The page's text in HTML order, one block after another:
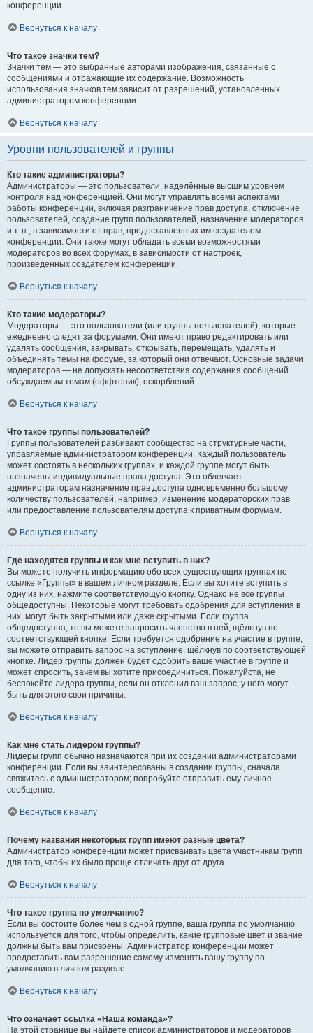
конференции.
Вернуться к началу
Что такое значки тем?
Значки тем — это выбранные авторами изображения, связанные с
сообщениями и отражающие их содержание. Возможность
использования значков тем зависит от разрешений, установленных
администратором конференции.
Вернуться к началу
Уровни пользователей и группы
Кто такие администраторы?
Администраторы — это пользователи, наделённые высшим уровнем
контроля над конференцией. Они могут управлять всеми аспектами
работы конференции, включая разграничение прав доступа, отключение
пользователей, создание групп пользователей, назначение модераторов
и т. п., в зависимости от прав, предоставленных им создателем
конференции. Они также могут обладать всеми возможностями
модераторов во всех форумах, в зависимости от настроек,
произведённых создателем конференции.
Вернуться к началу
Кто такие модераторы?
Модераторы — это пользователи (или группы пользователей), которые
ежедневно следят за форумами. Они имеют право редактировать или
удалять сообщения, закрывать, открывать, перемещать, удалять и
объединять темы на форуме, за который они отвечают. Основные задачи
модераторов — не допускать несоответствия содержания сообщений
обсуждаемым темам (оффтопик), оскорблений.
Вернуться к началу
Что такое группы пользователей?
Группы пользователей разбивают сообщество на структурные части,
управляемые администратором конференции. Каждый пользователь
может состоять в нескольких группах, и каждой группе могут быть
назначены индивидуальные права доступа. Это облегчает
администраторам назначение прав доступа одновременно большому
количеству пользователей, например, изменение модераторских прав
или предоставление пользователям доступа к приватным форумам.
Вернуться к началу
Где находятся группы и как мне вступить в них?
Вы можете получить информацию обо всех существующих группах по
ссылке «Группы» в вашем личном разделе. Если вы хотите вступить в
одну из них, нажмите соответствующую кнопку. Однако не все группы
общедоступны. Некоторые могут требовать одобрения для вступления в
них, могут быть закрытыми или даже скрытыми. Если группа
общедоступна, то вы можете запросить членство в ней, щёлкнув по
соответствующей кнопке. Если требуется одобрение на участие в группе,
вы можете отправить запрос на вступление, щёлкнув по соответствующей
кнопке. Лидер группы должен будет одобрить ваше участие в группе и
может спросить, зачем вы хотите присоединиться. Пожалуйста, не
беспокойте лидера группы, если он отклонил ваш запрос; у него могут
быть для этого свои причины.
Вернуться к началу
Как мне стать лидером группы?
Лидеры групп обычно назначаются при их создании администраторами
конференции. Если вы заинтересованы в создании группы, сначала
свяжитесь с администратором; попробуйте отправить ему личное
сообщение.
Вернуться к началу
Почему названия некоторых групп имеют разные цвета?
Администратор конференции может присваивать цвета участникам групп
для того, чтобы их было проще отличать друг от друга.
Вернуться к началу
Что такое группа по умолчанию?
Если вы состоите более чем в одной группе, ваша группа по умолчанию
используется для того, чтобы определить, какие групповые цвет и звание
должны быть вам присвоены. Администратор конференции может
предоставить вам разрешение самому изменять вашу группу по
умолчанию в личном разделе.
Вернуться к началу
Что означает ссылка «Наша команда»?
На этой странице вы найдёте список администраторов и модераторов